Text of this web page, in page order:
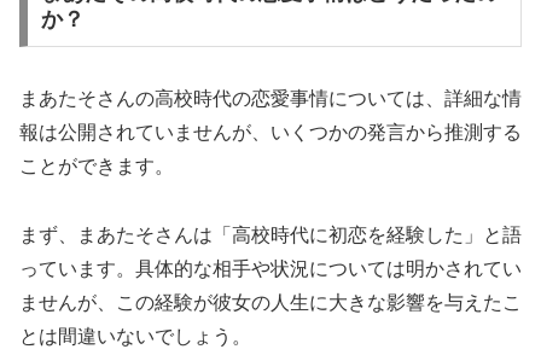
か？
まあたそさんの高校時代の恋愛事情については、詳細な情
報は公開されていませんが、いくつかの発言から推測する
ことができます。
まず、まあたそさんは「高校時代に初恋を経験した」と語
っています。具体的な相手や状況については明かされてい
ませんが、この経験が彼女の人生に大きな影響を与えたこ
とは間違いないでしょう。